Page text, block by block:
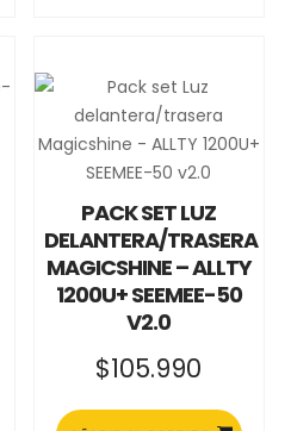
PACK SET LUZ
DELANTERA/TRASERA
MAGICSHINE – ALLTY
1200U+ SEEMEE-50
V2.0
$105.990